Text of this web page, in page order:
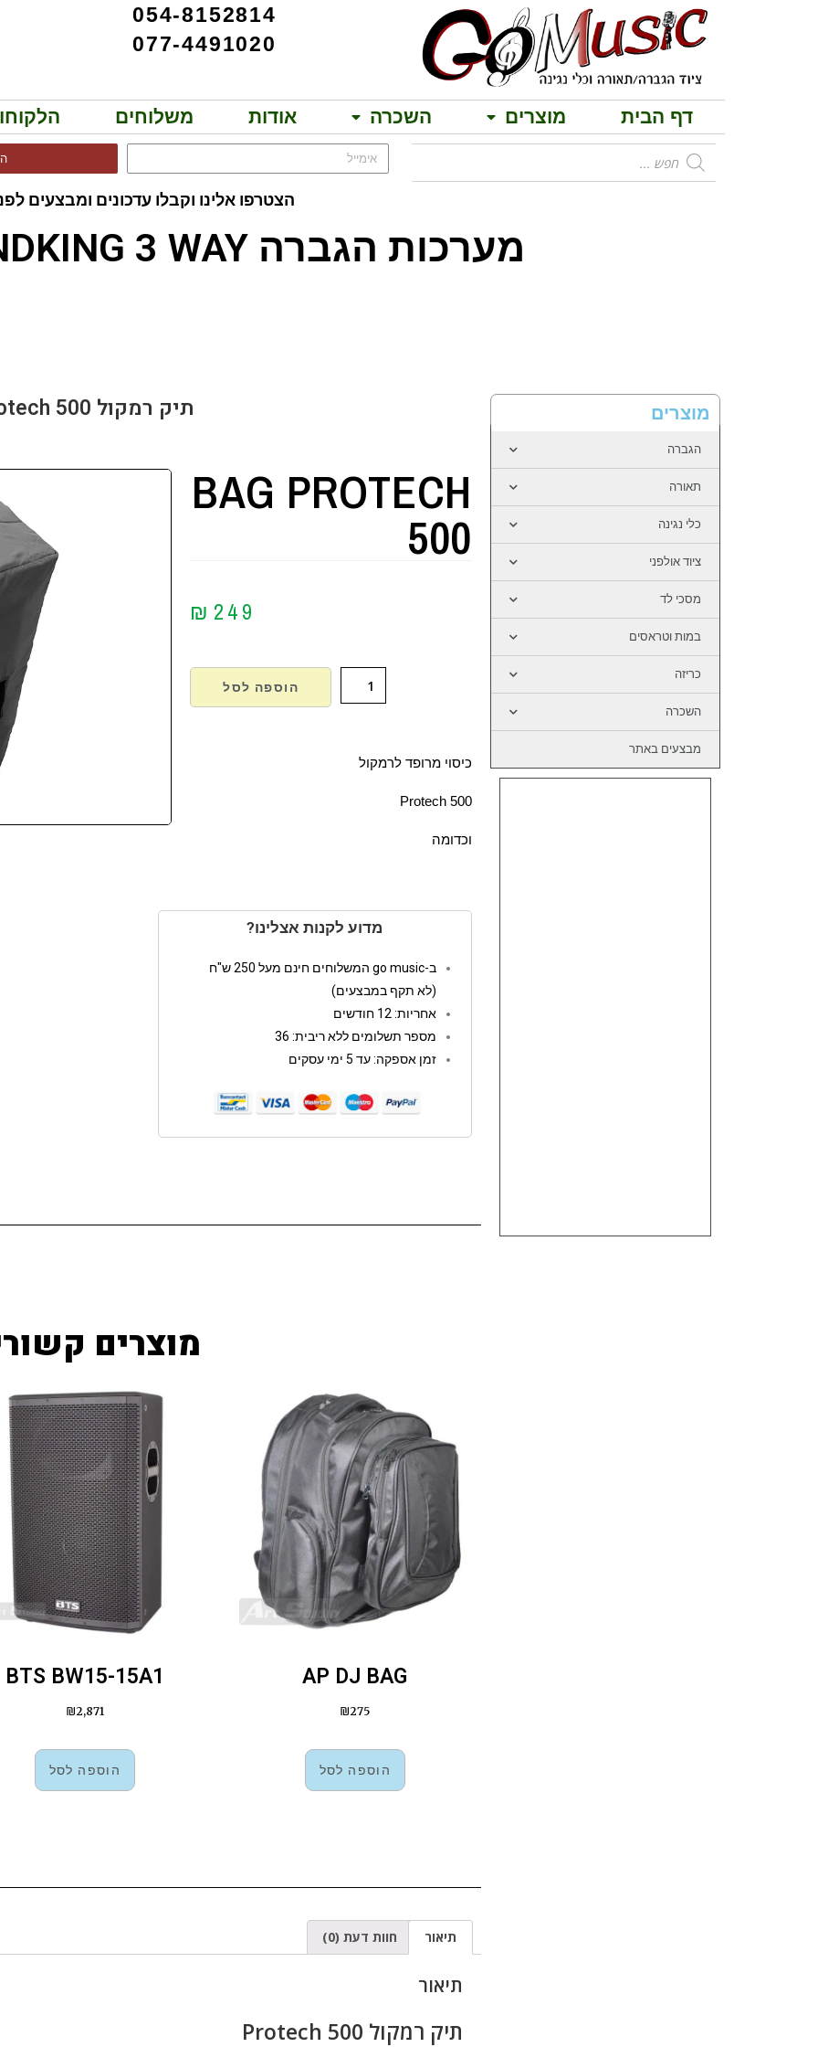
054-8152814
077-4491020
דף הבית מוצרים השכרה אודות משלוחים
הצטרפו אלינו וקבלו עדכונים ומבצעים
מערכות הגברה SOUNDKING 3 WAY!!
מבחר בידוריות מבית APEXTONE!!
מוצרים
הגברה
תאורה
כלי נגינה
ציוד אולפני
מסכי לד
במות וטראסים
כריזה
השכרה
מבצעים באתר
תיק רמקול Protech 500
BAG PROTECH
500
₪ 249
הוספה לסל
כיסוי מרופד לרמקול
Protech 500
וכדומה
מדוע לקנות אצלינו?
ב-go music המשלוחים חינם מעל 250 ש"ח
(לא תקף במבצעים)
אחריות: 12 חודשים
מספר תשלומים ללא ריבית: 36
זמן אספקה: עד 5 ימי עסקים
מוצרים
AP DJ BAG
₪275
הוספה לסל
BTS BW15-15A1
₪2,871
הוספה לסל
תיאור חוות דעת (0)
תיאור
תיק רמקול Protech 500